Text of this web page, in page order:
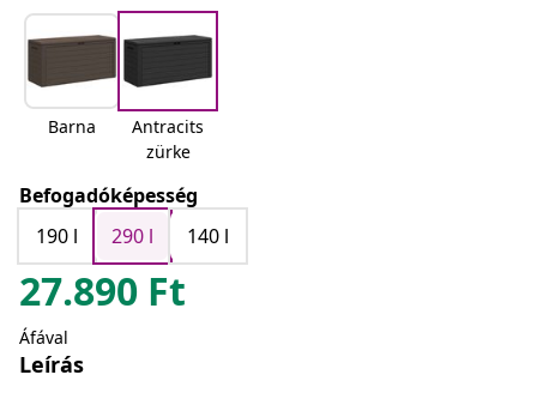
Barna
Antracits
zürke
Befogadóképesség
190 l
290 l 140 l
27.890 Ft
Áfával
Leírás